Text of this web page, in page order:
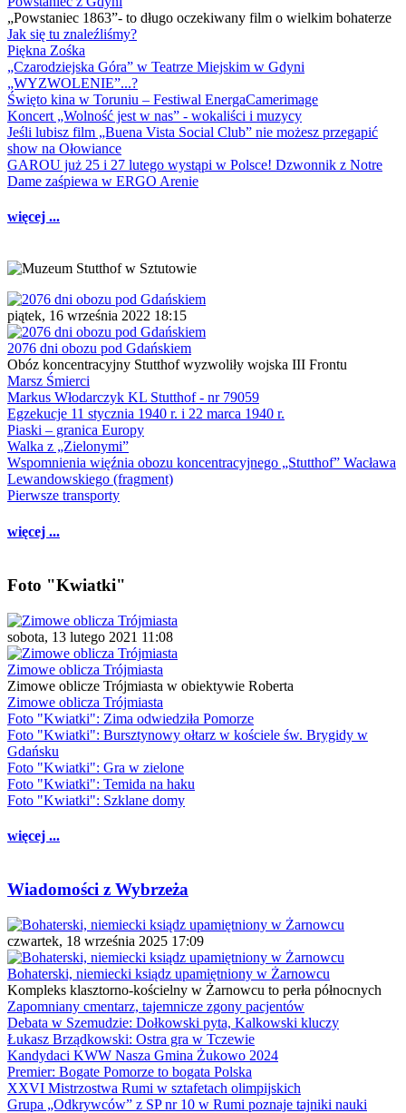
„Powstaniec 1863”- to długo oczekiwany film o wielkim bohaterze
Jak się tu znaleźliśmy?
Piękna Zośka
„Czarodziejska Góra” w Teatrze Miejskim w Gdyni
„WYZWOLENIE”...?
Święto kina w Toruniu – Festiwal EnergaCamerimage
Koncert „Wolność jest w nas” - wokaliści i muzycy
Jeśli lubisz film „Buena Vista Social Club” nie możesz przegapić
show na Ołowiance
GAROU już 25 i 27 lutego wystąpi w Polsce! Dzwonnik z Notre
Dame zaśpiewa w ERGO Arenie
więcej ...
piątek, 16 września 2022 18:15
2076 dni obozu pod Gdańskiem
Obóz koncentracyjny Stutthof wyzwoliły wojska III Frontu
Marsz Śmierci
Markus Włodarczyk KL Stutthof - nr 79059
Egzekucje 11 stycznia 1940 r. i 22 marca 1940 r.
Piaski – granica Europy
Walka z „Zielonymi”
Wspomnienia więźnia obozu koncentracyjnego „Stutthof” Wacława
Lewandowskiego (fragment)
Pierwsze transporty
więcej ...
Foto "Kwiatki"
sobota, 13 lutego 2021 11:08
Zimowe oblicza Trójmiasta
Zimowe oblicze Trójmiasta w obiektywie Roberta
Zimowe oblicza Trójmiasta
Foto "Kwiatki": Zima odwiedziła Pomorze
Foto "Kwiatki": Bursztynowy ołtarz w kościele św. Brygidy w
Gdańsku
Foto "Kwiatki": Gra w zielone
Foto "Kwiatki": Temida na haku
Foto "Kwiatki": Szklane domy
więcej ...
Wiadomości z Wybrzeża
czwartek, 18 września 2025 17:09
Bohaterski, niemiecki ksiądz upamiętniony w Żarnowcu
Kompleks klasztorno-kościelny w Żarnowcu to perła północnych
Zapomniany cmentarz, tajemnicze zgony pacjentów
Debata w Szemudzie: Dołkowski pyta, Kalkowski kluczy
Łukasz Brządkowski: Ostra gra w Tczewie
Kandydaci KWW Nasza Gmina Żukowo 2024
Premier: Bogate Pomorze to bogata Polska
XXVI Mistrzostwa Rumi w sztafetach olimpijskich
Grupa „Odkrywców” z SP nr 10 w Rumi poznaje tajniki nauki